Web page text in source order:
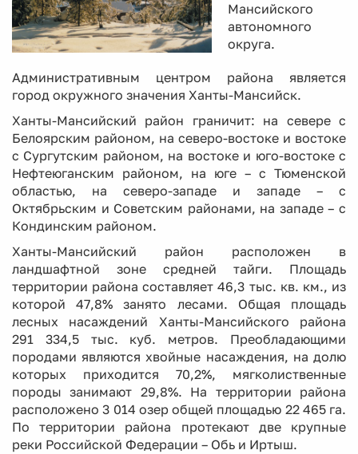
Мансийского
автономного
округа.
Административным центром района является
город окружного значения Ханты-Мансийск.
Ханты-Мансийский район граничит: на севере с
Белоярским районом, на северо-востоке и востоке
с Сургутским районом, на востоке и юго-востоке с
Нефтеюганским районом, на юге – с Тюменской
областью, на северо-западе и западе – с
Октябрьским и Советским районами, на западе – с
Кондинским районом.
Ханты-Мансийский район расположен в
ландшафтной зоне средней тайги. Площадь
территории района составляет 46,3 тыс. кв. км., из
которой 47,8% занято лесами. Общая площадь
лесных насаждений Ханты-Мансийского района
291 334,5 тыс. куб. метров. Преобладающими
породами являются хвойные насаждения, на долю
которых приходится 70,2%, мягколиственные
породы занимают 29,8%. На территории района
расположено 3 014 озер общей площадью 22 465 га.
По территории района протекают две крупные
реки Российской Федерации – Обь и Иртыш.